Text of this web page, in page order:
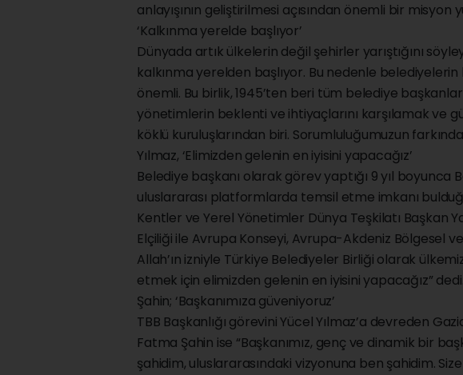
anlayışının geliştirilmesi açısından önemli bir misyon
‘Kalkınma yerelde başlıyor’
Dünyada artık ülkelerin değil şehirler yarıştığını
kalkınma yerelden başlıyor. Bu nedenle
önemli. Bu birlik, 1945’ten beri tüm belediye
yönetimlerin beklenti ve ihtiyaçlarını karşılamak ve
köklü kuruluşlarından biri. Sorumluluğumuzun
Yılmaz, ‘Elimizden gelenin en iyisini yapacağız’
Belediye başkanı olarak görev yaptığı 9 yıl boyunca
uluslararası platformlarda temsil etme imkanı
Kentler ve Yerel Yönetimler Dünya Teşkilatı Başkan
Elçiliği ile Avrupa Konseyi, Avrupa-Akdeniz Bölgesel
Allah’ın izniyle Türkiye Belediyeler Birliği olarak
etmek için elimizden gelenin en iyisini yapacağız” dedi.
Şahin; ‘Başkanımıza güveniyoruz’
TBB Başkanlığı görevini Yücel Yılmaz’a devreden
Fatma Şahin ise “Başkanımız, genç ve dinamik bir
şahidim, uluslararasındaki vizyonuna ben şahidim.